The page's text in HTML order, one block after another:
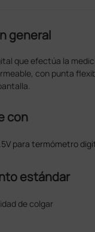
general
que efectúa la
con punta
con
para termómetro
estándar
de colgar